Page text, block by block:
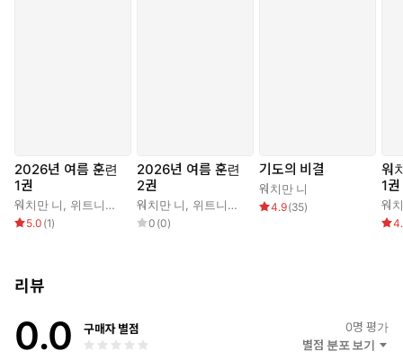
2026년 여름 훈련
1권
워치만 니, 위트니스 리
5.0 (1)
2026년 여름 훈련
2권
워치만 니, 위트니스 리
0 (0)
기도의 비결
워치만 니
4.9(35)
워
1
생
워
리뷰
0.0 구매자 별점 0명 평가
별점 분포 보기